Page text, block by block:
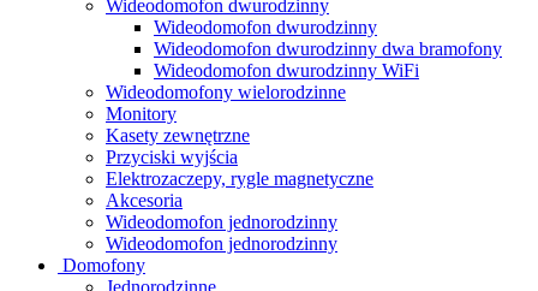
Wideodomofon dwurodzinny
Wideodomofon dwurodzinny
Wideodomofon dwurodzinny dwa bramofony
Wideodomofon dwurodzinny WiFi
Wideodomofony wielorodzinne
Monitory
Kasety zewnętrzne
Przyciski wyjścia
Elektrozaczepy, rygle magnetyczne
Akcesoria
Wideodomofon jednorodzinny
Wideodomofon jednorodzinny
Domofony